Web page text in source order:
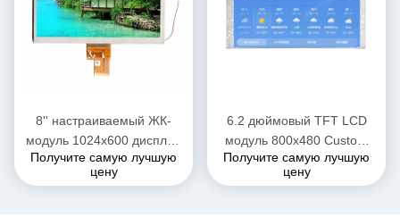
8'' настраиваемый ЖК-
модуль 1024x600 дисплей
500cd/M2 без TSP
Получите самую лучшую
цену
6.2 дюймовый TFT LCD
модуль 800x480 Custom
LCD Display OEM ODM
Получите самую лучшую
цену